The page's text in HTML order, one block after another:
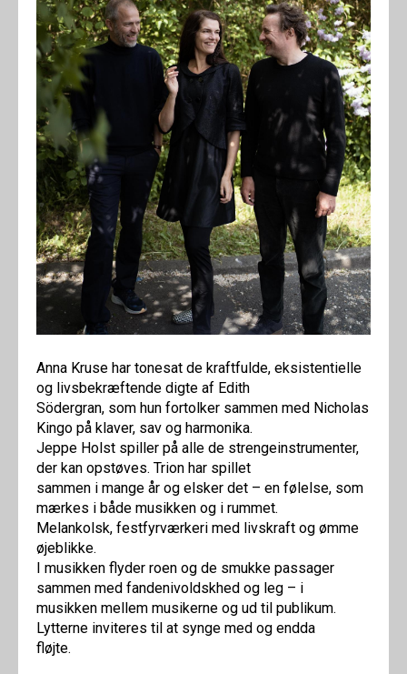
Anna Kruse har tonesat de kraftfulde, eksistentielle
og livsbekræftende digte af Edith
Södergran, som hun fortolker sammen med Nicholas
Kingo på klaver, sav og harmonika.
Jeppe Holst spiller på alle de strengeinstrumenter,
der kan opstøves. Trion har spillet
sammen i mange år og elsker det – en følelse, som
mærkes i både musikken og i rummet.
Melankolsk, festfyrværkeri med livskraft og ømme
øjeblikke.
I musikken flyder roen og de smukke passager
sammen med fandenivoldskhed og leg – i
musikken mellem musikerne og ud til publikum.
Lytterne inviteres til at synge med og endda
fløjte.